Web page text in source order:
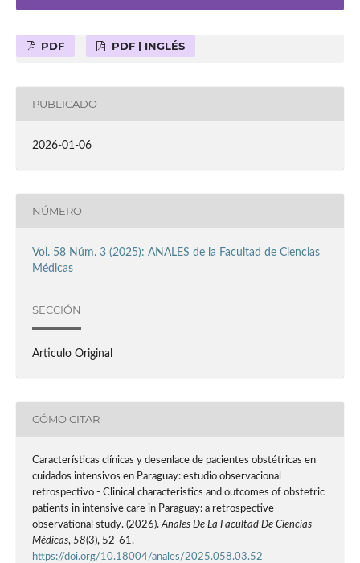
PDF PDF | INGLÉS
PUBLICADO
2026-01-06
NÚMERO
Vol. 58 Núm. 3 (2025): ANALES de la Facultad de Ciencias
Médicas
SECCIÓN
Articulo Original
CÓMO CITAR
Características clínicas y desenlace de pacientes obstétricas en
cuidados intensivos en Paraguay: estudio observacional
retrospectivo - Clinical characteristics and outcomes of obstetric
patients in intensive care in Paraguay: a retrospective
observational study. (2026).Anales De La Facultad De Ciencias
Médicas, 58(3), 52-61.
https://doi.org/10.18004/anales/2025.058.03.52